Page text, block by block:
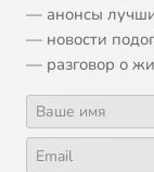
— анонсы
— новости
— разговор о